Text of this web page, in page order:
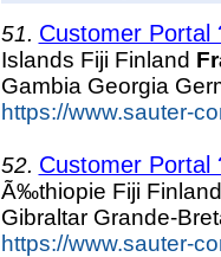
51. Customer Portal
Islands Fiji Finland
Gambia Georgia
https://www.sauter-
52. Customer Portal
Ã‰thiopie Fiji
Gibraltar Grande-
https://www.sauter-